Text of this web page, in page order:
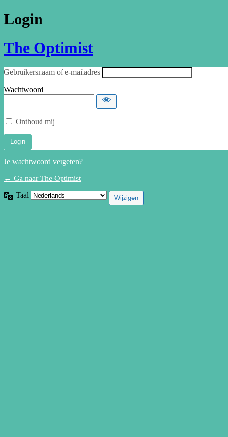
Login
The Optimist
Gebruikersnaam of e-mailadres
Wachtwoord
Onthoud mij
Je wachtwoord vergeten?
← Ga naar The Optimist
Taal